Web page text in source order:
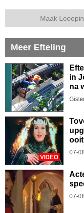
Maak
Meer Efteling
in
na
VIDEO
ooit
07-
07-